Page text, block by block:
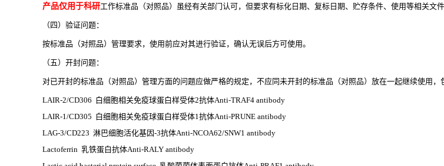
产品仅用于科研工作标准品（对照品）虽经有关部门认可，但要求有标化日期、复标日期、贮存条件、使用等相关文
（四）验证问题：
按标准品（对照品）管理要求，使用前应对其进行验证，确认无误后方可使用。
（五）开封问题：
对已开封的标准品（对照品）管理方面的问题应做严格的规定，不应同未开封的标准品（对照品）放在一起继续使用
LAIR-2/CD306 白细胞相关免疫球蛋白样受体2抗体Anti-TRAF4 antibody
LAIR-1/CD305 白细胞相关免疫球蛋白样受体1抗体Anti-PRUNE antibody
LAG-3/CD223 淋巴细胞活化基因-3抗体Anti-NCOA62/SNW1 antibody
Lactoferrin 乳铁蛋白抗体Anti-RALY antibody